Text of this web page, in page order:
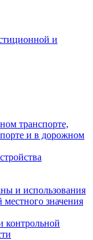
и
транспорте,
и в дорожном
и использования
значения
контрольной